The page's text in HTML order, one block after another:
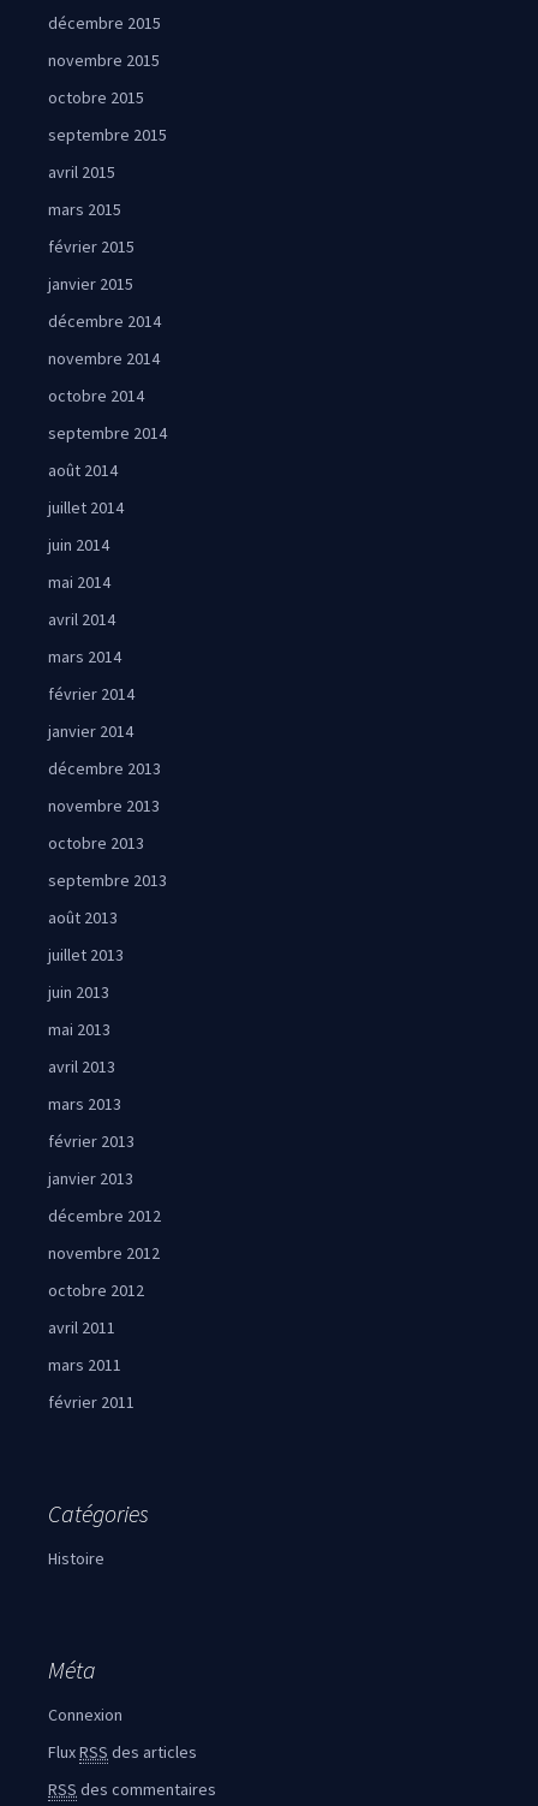
décembre 2015
novembre 2015
octobre 2015
septembre 2015
avril 2015
mars 2015
février 2015
janvier 2015
décembre 2014
novembre 2014
octobre 2014
septembre 2014
août 2014
juillet 2014
juin 2014
mai 2014
avril 2014
mars 2014
février 2014
janvier 2014
décembre 2013
novembre 2013
octobre 2013
septembre 2013
août 2013
juillet 2013
juin 2013
mai 2013
avril 2013
mars 2013
février 2013
janvier 2013
décembre 2012
novembre 2012
octobre 2012
avril 2011
mars 2011
février 2011
Catégories
Histoire
Méta
Connexion
FluxRSS des articles
RSS des commentaires